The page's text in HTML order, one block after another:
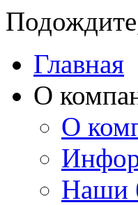
Главная
О
О
Наши